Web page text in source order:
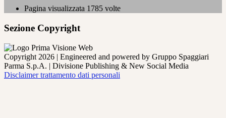
Pagina visualizzata 1785 volte
Sezione Copyright
Copyright 2026 | Engineered and powered by Gruppo Spaggiari
Parma S.p.A. | Divisione Publishing & New Social Media
Disclaimer trattamento dati personali